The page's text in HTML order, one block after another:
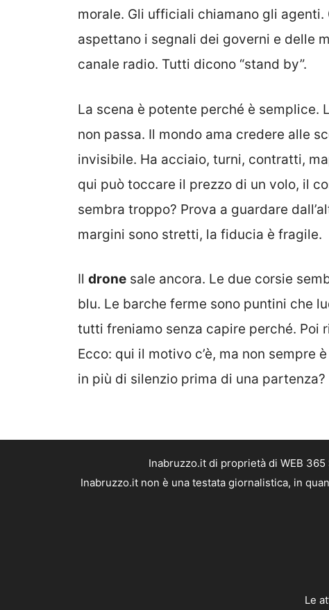
morale. Gli ufficiali chiamano gli
aspettano i segnali dei governi e delle
canale radio. Tutti dicono “stand by”.
La scena è potente perché è semplice.
non passa. Il mondo ama credere alle
invisibile. Ha acciaio, turni, contratti,
qui può toccare il prezzo di un volo, il
sembra troppo? Prova a guardare
margini sono stretti, la fiducia è fragile.
Il drone sale ancora. Le due corsie
blu. Le barche ferme sono puntini che
tutti freniamo senza capire perché. Poi
Ecco: qui il motivo c’è, ma non sempre
in più di silenzio prima di una partenza?
Inabruzzo.it di proprietà di WEB 365
Inabruzzo.it non è una testata giornalistica, in
Le